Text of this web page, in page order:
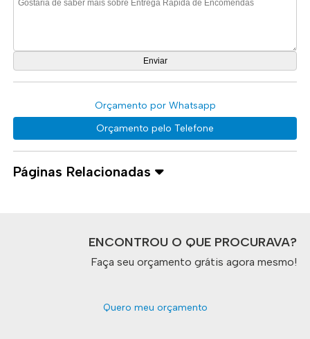
Orçamento por Whatsapp
Orçamento pelo Telefone
Páginas Relacionadas
ENCONTROU O QUE PROCURAVA?
Faça seu orçamento grátis agora mesmo!
Quero meu orçamento